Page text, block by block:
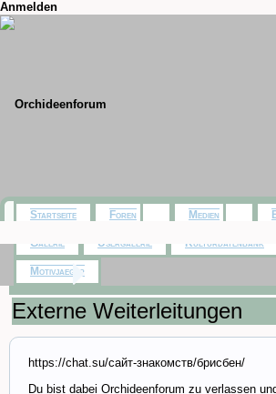
Anmelden
Startseite
Externe Weiterleitungen
https://chat.su/сайт-знакомств/брисбен/
Du bist dabei Orchideenforum zu verlassen
Startseite Foren Medien
Galerie Usergalerie Kulturdatenbank
Motivjaeger